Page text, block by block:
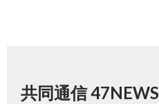
共同通信 47NEWS